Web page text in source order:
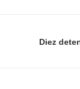
Diez